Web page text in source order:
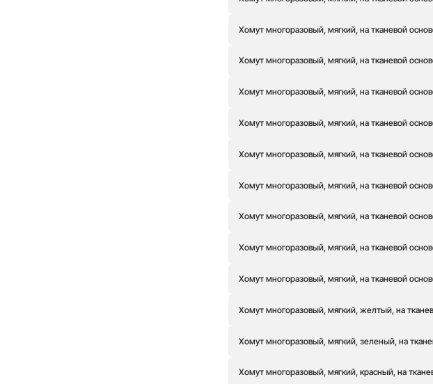
Хомут многоразовый, мягкий, на тканевой
Хомут многоразовый, мягкий, на тканевой
Хомут многоразовый, мягкий, на тканевой
Хомут многоразовый, мягкий, на тканевой
Хомут многоразовый, мягкий, на тканевой
Хомут многоразовый, мягкий, на тканевой
Хомут многоразовый, мягкий, на тканевой
Хомут многоразовый, мягкий, на тканевой
Хомут многоразовый, мягкий, на тканевой
Хомут многоразовый, мягкий, желтый, на
Хомут многоразовый, мягкий, зеленый, на
Хомут многоразовый, мягкий, красный, на